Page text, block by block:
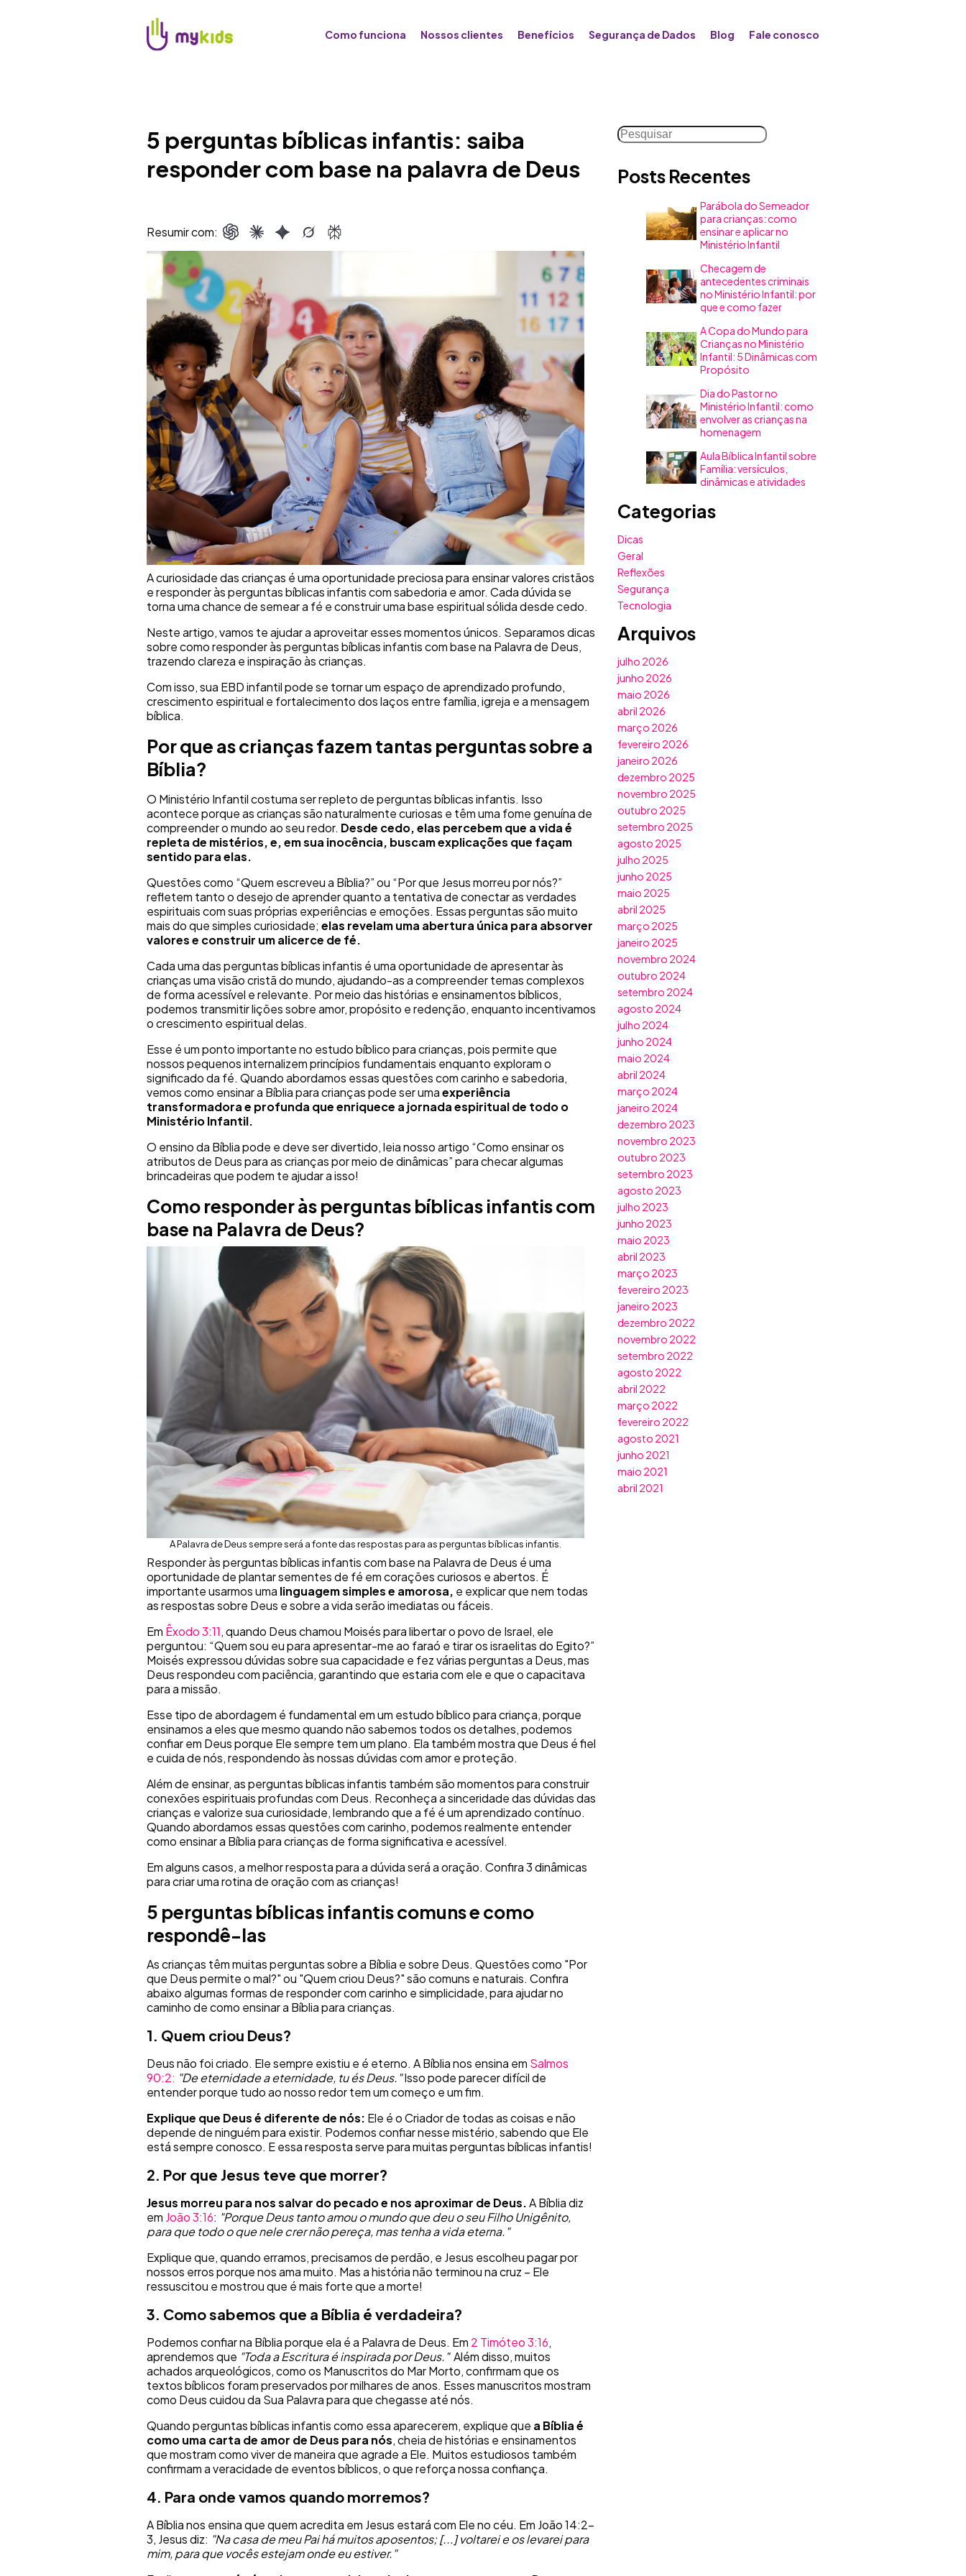
Como funciona Nossos clientes Benefícios Segurança de Dados Blog Fale conosco
5 perguntas bíblicas infantis: saiba
responder com base na palavra de Deus
Resumir com:
A curiosidade das crianças é uma oportunidade preciosa para ensinar valores cristãos
e responder às perguntas bíblicas infantis com sabedoria e amor. Cada dúvida se
torna uma chance de semear a fé e construir uma base espiritual sólida desde cedo.
Neste artigo, vamos te ajudar a aproveitar esses momentos únicos. Separamos dicas
sobre como responder às perguntas bíblicas infantis com base na Palavra de Deus,
trazendo clareza e inspiração às crianças.
Com isso, sua EBD infantil pode se tornar um espaço de aprendizado profundo,
crescimento espiritual e fortalecimento dos laços entre família, igreja e a mensagem
bíblica.
Por que as crianças fazem tantas perguntas sobre a
Bíblia?
O Ministério Infantil costuma ser repleto de perguntas bíblicas infantis. Isso
acontece porque as crianças são naturalmente curiosas e têm uma fome genuína de
compreender o mundo ao seu redor. Desde cedo, elas percebem que a vida é
repleta de mistérios, e, em sua inocência, buscam explicações que façam
sentido para elas.
Questões como “Quem escreveu a Bíblia?” ou “Por que Jesus morreu por nós?”
refletem tanto o desejo de aprender quanto a tentativa de conectar as verdades
espirituais com suas próprias experiências e emoções. Essas perguntas são muito
mais do que simples curiosidade; elas revelam uma abertura única para absorver
valores e construir um alicerce de fé.
Cada uma das perguntas bíblicas infantis é uma oportunidade de apresentar às
crianças uma visão cristã do mundo, ajudando-as a compreender temas complexos
de forma acessível e relevante. Por meio das histórias e ensinamentos bíblicos,
podemos transmitir lições sobre amor, propósito e redenção, enquanto incentivamos
o crescimento espiritual delas.
Esse é um ponto importante no estudo bíblico para crianças, pois permite que
nossos pequenos internalizem princípios fundamentais enquanto exploram o
significado da fé. Quando abordamos essas questões com carinho e sabedoria,
vemos como ensinar a Bíblia para crianças pode ser umaexperiência
transformadora e profunda que enriquece a jornada espiritual de todo o
Ministério Infantil.
O ensino da Bíblia pode e deve ser divertido, leia nosso artigo “Como ensinar os
atributos de Deus para as crianças por meio de dinâmicas” para checar algumas
brincadeiras que podem te ajudar a isso!
Como responder às perguntas bíblicas infantis com
base na Palavra de Deus?
A Palavra de Deus sempre será a fonte das respostas para as perguntas bíblicas infantis.
Responder às perguntas bíblicas infantis com base na Palavra de Deus é uma
oportunidade de plantar sementes de fé em corações curiosos e abertos. É
importante usarmos uma linguagem simples e amorosa, e explicar que nem todas
as respostas sobre Deus e sobre a vida serão imediatas ou fáceis.
Em Êxodo 3:11, quando Deus chamou Moisés para libertar o povo de Israel, ele
perguntou: “Quem sou eu para apresentar-me ao faraó e tirar os israelitas do Egito?”
Moisés expressou dúvidas sobre sua capacidade e fez várias perguntas a Deus, mas
Deus respondeu com paciência, garantindo que estaria com ele e que o capacitava
para a missão.
Esse tipo de abordagem é fundamental em um estudo bíblico para criança, porque
ensinamos a eles que mesmo quando não sabemos todos os detalhes, podemos
confiar em Deus porque Ele sempre tem um plano. Ela também mostra que Deus é fiel
e cuida de nós, respondendo às nossas dúvidas com amor e proteção.
Além de ensinar, as perguntas bíblicas infantis também são momentos para construir
conexões espirituais profundas com Deus. Reconheça a sinceridade das dúvidas das
crianças e valorize sua curiosidade, lembrando que a fé é um aprendizado contínuo.
Quando abordamos essas questões com carinho, podemos realmente entender
como ensinar a Bíblia para crianças de forma significativa e acessível.
Em alguns casos, a melhor resposta para a dúvida será a oração. Confira 3 dinâmicas
para criar uma rotina de oração com as crianças!
5 perguntas bíblicas infantis comuns e como
respondê-las
As crianças têm muitas perguntas sobre a Bíblia e sobre Deus. Questões como "Por
que Deus permite o mal?" ou "Quem criou Deus?" são comuns e naturais. Confira
abaixo algumas formas de responder com carinho e simplicidade, para ajudar no
caminho de como ensinar a Bíblia para crianças.
1. Quem criou Deus?
Deus não foi criado. Ele sempre existiu e é eterno. A Bíblia nos ensina em Salmos
90:2: "De eternidade a eternidade, tu és Deus."Isso pode parecer difícil de
entender porque tudo ao nosso redor tem um começo e um fim.
Explique que Deus é diferente de nós: Ele é o Criador de todas as coisas e não
depende de ninguém para existir. Podemos confiar nesse mistério, sabendo que Ele
está sempre conosco. E essa resposta serve para muitas perguntas bíblicas infantis!
2. Por que Jesus teve que morrer?
Jesus morreu para nos salvar do pecado e nos aproximar de Deus.A Bíblia diz
em João 3:16: "Porque Deus tanto amou o mundo que deu o seu Filho Unigênito,
para que todo o que nele crer não pereça, mas tenha a vida eterna."
Explique que, quando erramos, precisamos de perdão, e Jesus escolheu pagar por
nossos erros porque nos ama muito. Mas a história não terminou na cruz – Ele
ressuscitou e mostrou que é mais forte que a morte!
3. Como sabemos que a Bíblia é verdadeira?
Podemos confiar na Bíblia porque ela é a Palavra de Deus. Em 2 Timóteo 3:16,
aprendemos que "Toda a Escritura é inspirada por Deus."Além disso, muitos
achados arqueológicos, como os Manuscritos do Mar Morto, confirmam que os
textos bíblicos foram preservados por milhares de anos. Esses manuscritos mostram
como Deus cuidou da Sua Palavra para que chegasse até nós.
Quando perguntas bíblicas infantis como essa aparecerem, explique que a Bíblia é
como uma carta de amor de Deus para nós, cheia de histórias e ensinamentos
que mostram como viver de maneira que agrade a Ele. Muitos estudiosos também
confirmam a veracidade de eventos bíblicos, o que reforça nossa confiança.
4. Para onde vamos quando morremos?
A Bíblia nos ensina que quem acredita em Jesus estará com Ele no céu. Em João 14:2-
3, Jesus diz: "Na casa de meu Pai há muitos aposentos; [...] voltarei e os levarei para
mim, para que vocês estejam onde eu estiver."
Pesquisar
Posts Recentes
Parábola do Semeador
para crianças: como
ensinar e aplicar no
Ministério Infantil
Checagem de
antecedentes criminais
no Ministério Infantil: por
que e como fazer
A Copa do Mundo para
Crianças no Ministério
Infantil: 5 Dinâmicas com
Propósito
Dia do Pastor no
Ministério Infantil: como
envolver as crianças na
homenagem
Aula Bíblica Infantil sobre
Família: versículos,
dinâmicas e atividades
Categorias
Dicas
Geral
Reflexões
Segurança
Tecnologia
Arquivos
julho 2026
junho 2026
maio 2026
abril 2026
março 2026
fevereiro 2026
janeiro 2026
dezembro 2025
novembro 2025
outubro 2025
setembro 2025
agosto 2025
julho 2025
junho 2025
maio 2025
abril 2025
março 2025
janeiro 2025
novembro 2024
outubro 2024
setembro 2024
agosto 2024
julho 2024
junho 2024
maio 2024
abril 2024
março 2024
janeiro 2024
dezembro 2023
novembro 2023
outubro 2023
setembro 2023
agosto 2023
julho 2023
junho 2023
maio 2023
abril 2023
março 2023
fevereiro 2023
janeiro 2023
dezembro 2022
novembro 2022
setembro 2022
agosto 2022
abril 2022
março 2022
fevereiro 2022
agosto 2021
junho 2021
maio 2021
abril 2021